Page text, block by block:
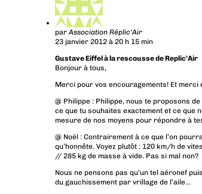
parAssociation Réplic'Air
23 janvier 2012 à 20 h 15 min
Gustave Eiffel à la rescousse de Replic’Air
Bonjour à tous,
Merci pour vos encouragements! Et
@ Philippe : Philippe, nous te proposons
ce que tu souhaites exactement et ce que
mesure de nos moyens pour répondre à
@ Noël : Contrairement à ce que l’on
qu’honnête. Voyez plutôt : 120 km/h de
// 285 kg de masse à vide. Pas si mal non?
Nous ne pensons pas qu’un tel aéronef
du gauchissement par vrillage de l’aile…